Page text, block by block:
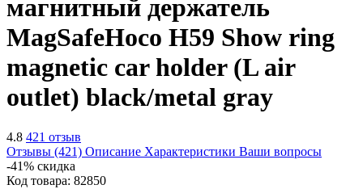
магнитный держатель
MagSafeHoco H59 Show ring
magnetic car holder (L air
outlet) black/metal gray
4.8 421 отзыв
Отзывы (421) Описание Характеристики Ваши вопросы
-41% скидка
Код товара: 82850